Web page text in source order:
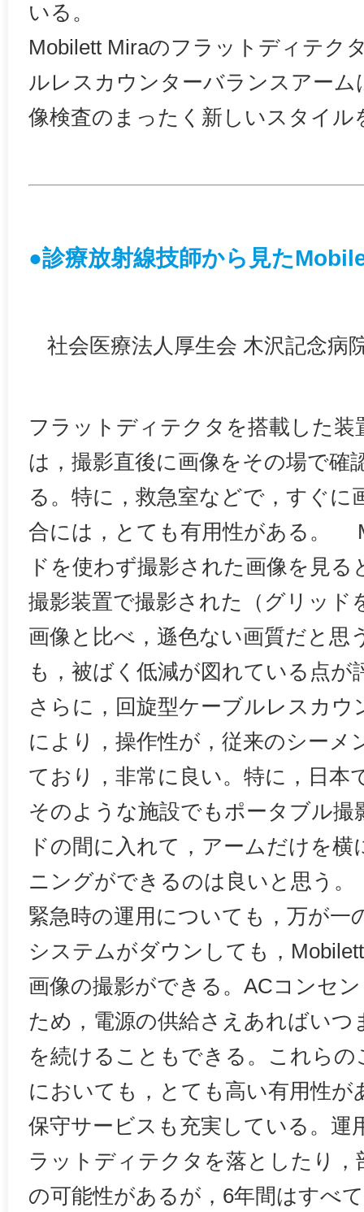
いる。
Mobilett Miraのフラットディテク
ルレスカウンターバランスアーム
像検査のまったく新しいスタイル
●診療放射線技師から見た
社会医療法人厚生会 木沢記念病
フラットディテクタを搭載した
は，撮影直後に画像をその場で確
る。特に，救急室などで，すぐに
合には，とても有用性がある。
ドを使わず撮影された画像を見
撮影装置で撮影された（グリッド
画像と比べ，遜色ない画質だと思
も，被ばく低減が図れている点が
さらに，回旋型ケーブルレスカ
により，操作性が，従来のシーメ
ており，非常に良い。特に，日本
そのような施設でもポータブル撮
ドの間に入れて，アームだけを
ニングができるのは良いと思う。
緊急時の運用についても，万が一
システムがダウンしても，
画像の撮影ができる。ACコンセ
ため，電源の供給さえあればいつ
を続けることもできる。これら
においても，とても高い有用性が
保守サービスも充実している。運
ラットディテクタを落としたり，
の可能性があるが，6年間はすべ